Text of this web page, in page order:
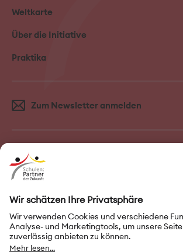
Weltkarte
Über die Initiative
Praktika
Zum Newsletter anmelden
FAQ–Häufige Fragen Kontakt
Nutzungsbedingungen
Datenschutz
Privatsphäre-Einstellungen